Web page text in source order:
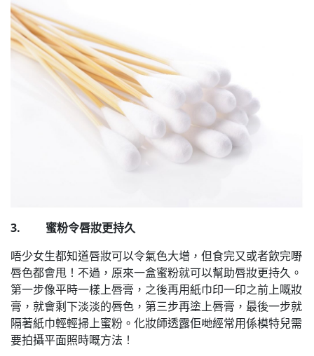
3. 蜜粉令唇妝更持久
唔少女生都知道唇妝可以令氣色大增，但食完又或者飲完嘢
唇色都會甩！不過，原來一盒蜜粉就可以幫助唇妝更持久。
第一步像平時一樣上唇膏，之後再用紙巾印一印之前上嘅妝
膏，就會剩下淡淡的唇色，第三步再塗上唇膏，最後一步就
隔著紙巾輕輕掃上蜜粉。化妝師透露佢哋經常用係模特兒需
要拍攝平面照時嘅方法！